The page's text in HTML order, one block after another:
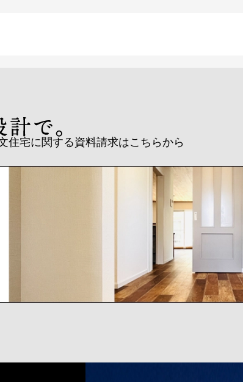
住宅に関する資料請求はこちらから